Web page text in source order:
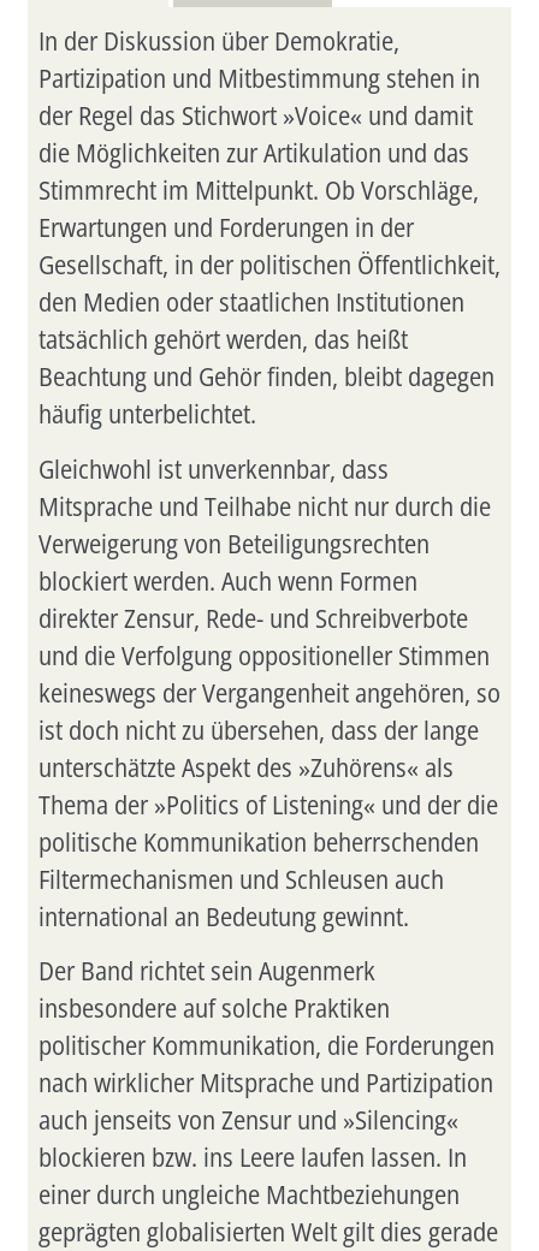
In der Diskussion über Demokratie,
Partizipation und Mitbestimmung stehen in
der Regel das Stichwort »Voice« und damit
die Möglichkeiten zur Artikulation und das
Stimmrecht im Mittelpunkt. Ob Vorschläge,
Erwartungen und Forderungen in der
Gesellschaft, in der politischen Öffentlichkeit,
den Medien oder staatlichen Institutionen
tatsächlich gehört werden, das heißt
Beachtung und Gehör finden, bleibt dagegen
häufig unterbelichtet.
Gleichwohl ist unverkennbar, dass
Mitsprache und Teilhabe nicht nur durch die
Verweigerung von Beteiligungsrechten
blockiert werden. Auch wenn Formen
direkter Zensur, Rede- und Schreibverbote
und die Verfolgung oppositioneller Stimmen
keineswegs der Vergangenheit angehören, so
ist doch nicht zu übersehen, dass der lange
unterschätzte Aspekt des »Zuhörens« als
Thema der »Politics of Listening« und der die
politische Kommunikation beherrschenden
Filtermechanismen und Schleusen auch
international an Bedeutung gewinnt.
Der Band richtet sein Augenmerk
insbesondere auf solche Praktiken
politischer Kommunikation, die Forderungen
nach wirklicher Mitsprache und Partizipation
auch jenseits von Zensur und »Silencing«
blockieren bzw. ins Leere laufen lassen. In
einer durch ungleiche Machtbeziehungen
geprägten globalisierten Welt gilt dies gerade